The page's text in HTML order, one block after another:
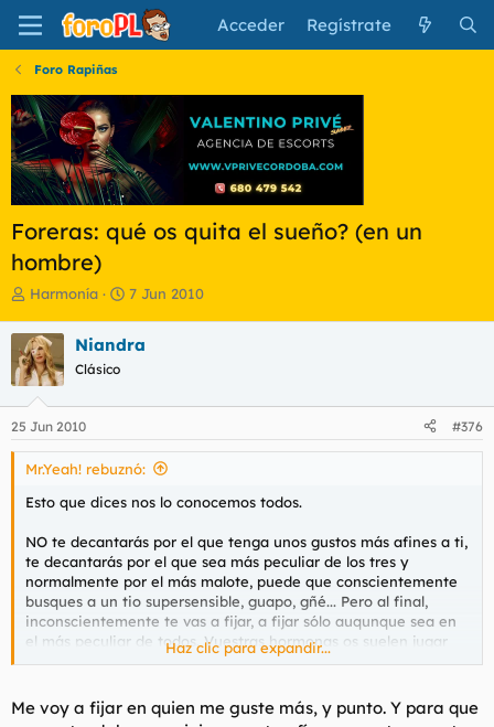
Acceder Regístrate
Foro Rapiñas
Foreras: qué os quita el sueño? (en un
hombre)
I
i
c
i
a
d
o
r
d
l
e
m
a
Harmonía
F
h
e
n
i
7 Jun 2010
Niandra
Clásico
25 Jun 2010 #376
Mr.Yeah! rebuznó:
Esto que dices nos lo conocemos todos.
NO te decantarás por el que tenga unos gustos más afines a ti,
te decantarás por el que sea más peculiar de los tres y
normalmente por el más malote, puede que conscientemente
busques a un tio supersensible, guapo, gñé... Pero al final,
inconscientemente te vas a fijar, a fijar sólo auqunque sea en
el más peculiar de todos. Vuestras hormonas os suelen jugar
malas pasadas en estos aspectos y si pillo cacho no es por
más malote de lo habitual, he resultado un personaje curioso,
se han reido, les ha impactado mi carácter o cualquier otra
Haz clic para expandir...
Me voy a fijar en quien me guste más, y punto. Y para que